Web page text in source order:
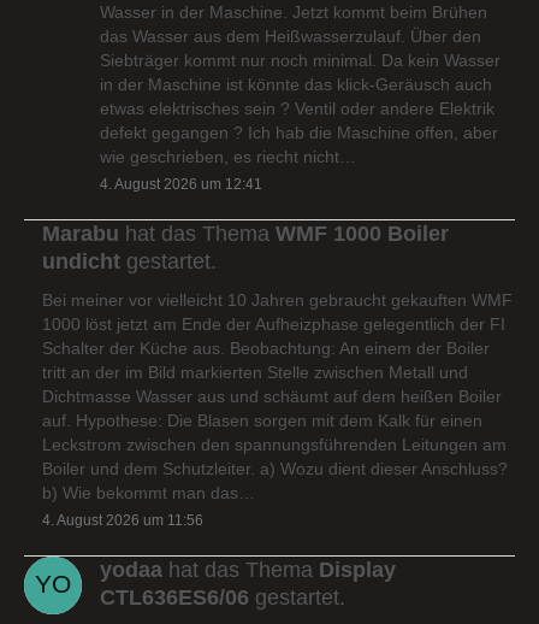
Wasser in der Maschine. Jetzt kommt beim Brühen
das Wasser aus dem Heißwasserzulauf. Über den
Siebträger kommt nur noch minimal. Da kein Wasser
in der Maschine ist könnte das klick-Geräusch auch
etwas elektrisches sein ? Ventil oder andere Elektrik
defekt gegangen ? Ich hab die Maschine offen, aber
wie geschrieben, es riecht nicht…
4. August 2026 um 12:41
Marabu hat das Thema WMF 1000 Boiler
undicht gestartet.
Bei meiner vor vielleicht 10 Jahren gebraucht gekauften WMF
1000 löst jetzt am Ende der Aufheizphase gelegentlich der FI
Schalter der Küche aus. Beobachtung: An einem der Boiler
tritt an der im Bild markierten Stelle zwischen Metall und
Dichtmasse Wasser aus und schäumt auf dem heißen Boiler
auf. Hypothese: Die Blasen sorgen mit dem Kalk für einen
Leckstrom zwischen den spannungsführenden Leitungen am
Boiler und dem Schutzleiter. a) Wozu dient dieser Anschluss?
b) Wie bekommt man das…
4. August 2026 um 11:56
yodaa hat das Thema Display
CTL636ES6/06 gestartet.